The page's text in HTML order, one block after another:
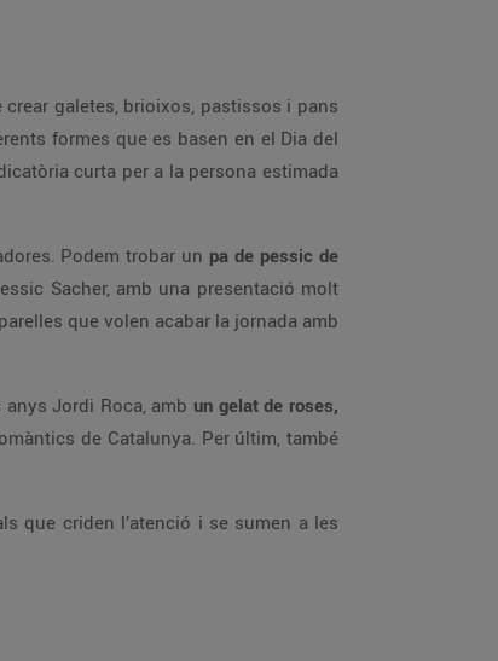
galetes, brioixos, pastissos i pans
formes que es basen en el Dia del
curta per a la persona estimada
Podem trobar un pa de pessic de
Sacher, amb una presentació molt
que volen acabar la jornada amb
Jordi Roca, amb un gelat de roses,
de Catalunya. Per últim, també
que criden l’atenció i se sumen a les